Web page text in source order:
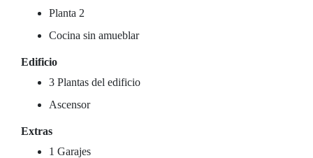
Planta 2
Cocina sin amueblar
Edificio
3 Plantas del edificio
Ascensor
Extras
1 Garajes